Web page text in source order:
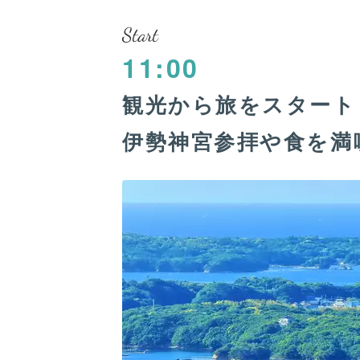
Start
11:00
観光から旅をスター
伊勢神宮参拝や食を満